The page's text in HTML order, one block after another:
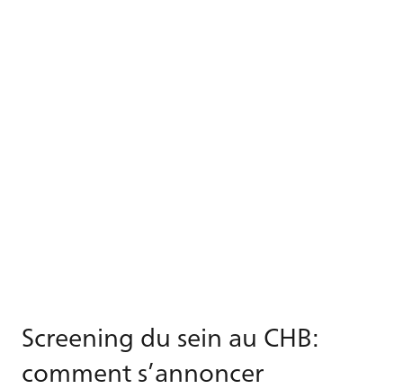
Screening du sein au CHB:
comment s’annoncer